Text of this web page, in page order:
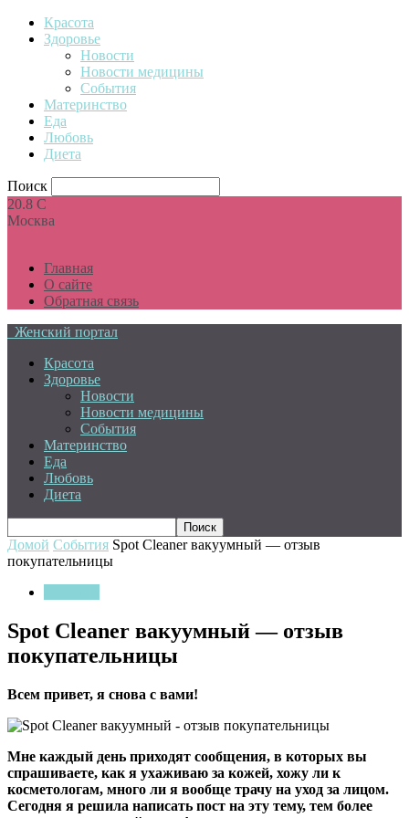
Красота
Здоровье
Новости
Новости медицины
События
Материнство
Еда
Любовь
Диета
Поиск
20.8 C
Москва
Главная
О сайте
Обратная связь
Женский портал
Красота
Здоровье
Новости
Новости медицины
События
Материнство
Еда
Любовь
Диета
Домой События Spot Cleaner вакуумный — отзыв
покупательницы
Spot Cleaner вакуумный — отзыв
покупательницы
Всем привет, я снова с вами!
Мне каждый день приходят сообщения, в которых вы
спрашиваете, как я ухаживаю за кожей, хожу ли к
косметологам, много ли я вообще трачу на уход за лицом.
Сегодня я решила написать пост на эту тему, тем более